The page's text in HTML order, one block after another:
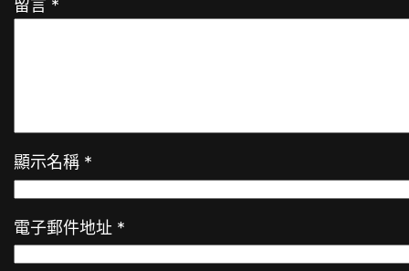
留言 *
顯示名稱 *
電子郵件地址 *